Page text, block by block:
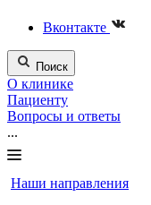
Вконтакте
Поиск
О клинике
Пациенту
Вопросы и ответы
...
Наши направления